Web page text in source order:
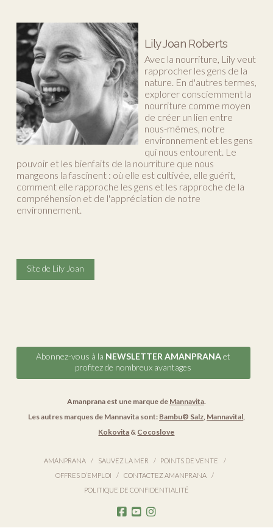
Lily Joan Roberts
Avec la nourriture, Lily veut
rapprocher les gens de la
nature. En d'autres termes,
explorer consciemment la
nourriture comme moyen
de créer un lien entre
nous-mêmes, notre
environnement et les gens
qui nous entourent. Le
pouvoir et les bienfaits de la nourriture que nous
mangeons la fascinent : où elle est cultivée, elle guérit,
comment elle rapproche les gens et les rapproche de la
compréhension et de l'appréciation de notre
environnement.
Site de Lily Joan
Abonnez-vous à la NEWSLETTER AMANPRANAet
profitez de nombreux avantages
Amanprana est une marque de Mannavita.
Les autres marques de Mannavita sont: Bambu® Salz, Mannavital,
Kokovita & Cocoslove
AMANPRANA SAUVEZ LA MER
POINTS DE VENTE
OFFRES D’EMPLOI
CONTACTEZ AMANPRANA
POLITIQUE DE CONFIDENTIALITÉ